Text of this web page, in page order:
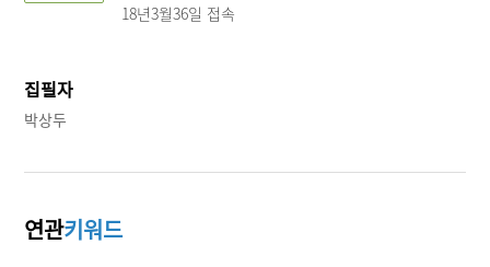
18년3월36일 접속
집필자
박상두
연관키워드